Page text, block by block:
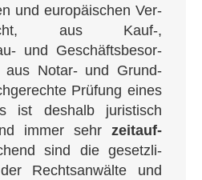
und euro­päi­schen Ver­
aus Kauf‑,
und Geschäfts­be­sor­
aus Notar- und Grund­
Prü­fung eines
ist des­halb juris­tisch
immer sehr zeit­auf­
sind die gesetz­li­
Rechts­an­wäl­te und